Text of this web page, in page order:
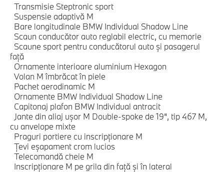
Transmisie Steptronic sport
Suspensie adaptivă M
Bare longitudinale BMW Individual Shadow Line
Scaun conducător auto reglabil electric, cu memorie
Scaune sport pentru conducătorul auto şi pasagerul
faţă
Ornamente interioare aluminium Hexagon
Volan M îmbrăcat în piele
Pachet aerodinamic M
Ornamente BMW Individual Shadow Line
Capitonaj plafon BMW Individual antracit
Jante din aliaj uşor M Double-spoke de 19", tip 467 M,
cu anvelope mixte
Praguri portiere cu inscripționare M
Țevi eşapament crom lucios
Telecomandă cheie M
Inscripţionare M pe grila din faţă şi în lateral